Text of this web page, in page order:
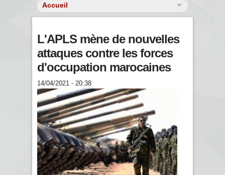
L'APLS mène de nouvelles
attaques contre les forces
d'occupation marocaines
14/04/2021 - 20:38